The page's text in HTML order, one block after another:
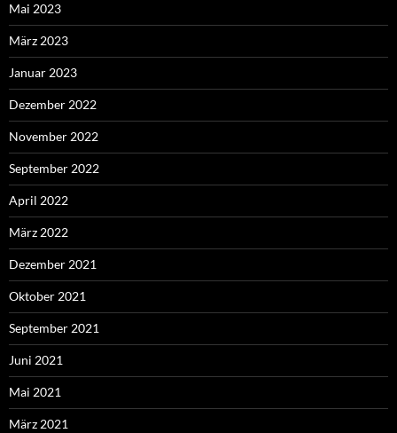
Mai 2023
März 2023
Januar 2023
Dezember 2022
November 2022
September 2022
April 2022
März 2022
Dezember 2021
Oktober 2021
September 2021
Juni 2021
Mai 2021
März 2021